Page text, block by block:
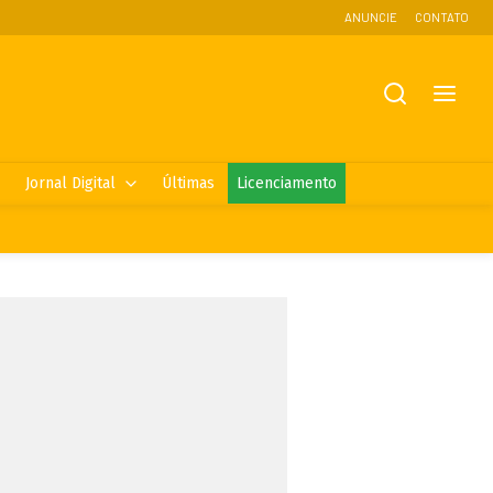
ANUNCIE CONTATO
Jornal Digital Últimas Licenciamento